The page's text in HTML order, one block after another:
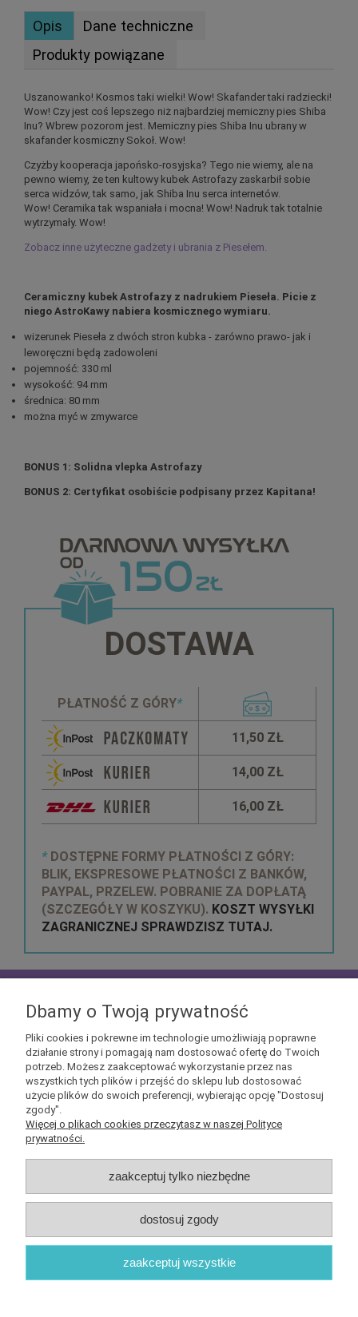
Opis
Dane techniczne
Produkty powiązane
Uszanowanko! Kosmos taki wielki! Wow! Skafander taki radziecki!
Wow! Czy jest coś lepszego niż najbardziej memiczny pies Shiba
Inu? Wbrew pozorom jest. Memiczny pies Shiba Inu ubrany w
skafander kosmiczny Sokoł. Wow!
Czyżby kooperacja japońsko-rosyjska? Tego nie wiemy, ale na
pewno wiemy, że ten kultowy kubek Astrofazy zaskarbił sobie
serca widzów, tak samo, jak Shiba Inu serca internetów.
Wow! Ceramika tak wspaniała i mocna! Wow! Nadruk tak totalnie
wytrzymały. Wow!
Zobacz inne użyteczne gadżety i ubrania z Piesełem.
Ceramiczny kubek Astrofazy z nadrukiem Pieseła. Picie z
niego AstroKawy nabiera kosmicznego wymiaru.
wizerunek Pieseła z dwóch stron kubka - zarówno prawo- jak i
leworęczni będą zadowoleni
pojemność: 330 ml
wysokość: 94 mm
średnica: 80 mm
można myć w zmywarce
BONUS 1: Solidna vlepka Astrofazy
BONUS 2: Certyfikat osobiście podpisany przez Kapitana!
DOSTAWA
PŁATNOŚĆ Z GÓRY*
11,50 ZŁ
14,00 ZŁ
16,00 ZŁ
* DOSTĘPNE FORMY PŁATNOŚCI Z GÓRY:
BLIK, EKSPRESOWE PŁATNOŚCI Z BANKÓW,
PAYPAL, PRZELEW. POBRANIE ZA DOPŁATĄ
(SZCZEGÓŁY W KOSZYKU). KOSZT WYSYŁKI
ZAGRANICZNEJ SPRAWDZISZ TUTAJ.
otrzymać kupony rabatowe na geekowe itemy
O nas
Dbamy o Twoją prywatność
Pliki cookies i pokrewne im technologie umożliwiają poprawne
działanie strony i pomagają nam dostosować ofertę do Twoich
potrzeb. Możesz zaakceptować wykorzystanie przez nas
wszystkich tych plików i przejść do sklepu lub dostosować
użycie plików do swoich preferencji, wybierając opcję "Dostosuj
zgody".
Więcej o plikach cookies przeczytasz w naszej Polityce
prywatności.
zaakceptuj tylko niezbędne
dostosuj zgody
zaakceptuj wszystkie